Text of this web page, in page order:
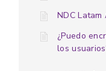
NDC Latam
¿Puedo
los